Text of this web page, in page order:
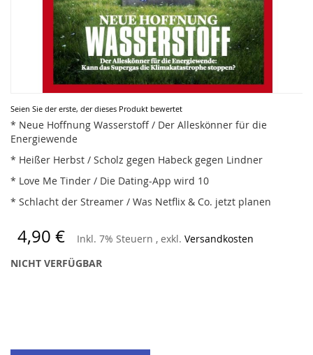
Seien Sie der erste, der dieses Produkt bewertet
* Neue Hoffnung Wasserstoff / Der Alleskönner für die
Energiewende
* Heißer Herbst / Scholz gegen Habeck gegen Lindner
* Love Me Tinder / Die Dating-App wird 10
* Schlacht der Streamer / Was Netflix & Co. jetzt planen
4,90 € Inkl. 7% Steuern , exkl. Versandkosten
NICHT VERFÜGBAR
Zum
Anfang
der
Bildergalerie
springen